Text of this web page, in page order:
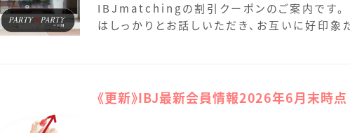
IBJmatchingの割引クーポンのご案内です。
はしっかりとお話しいただき、お互いに好印象
《更新》IBJ最新会員情報2026年6月末時点